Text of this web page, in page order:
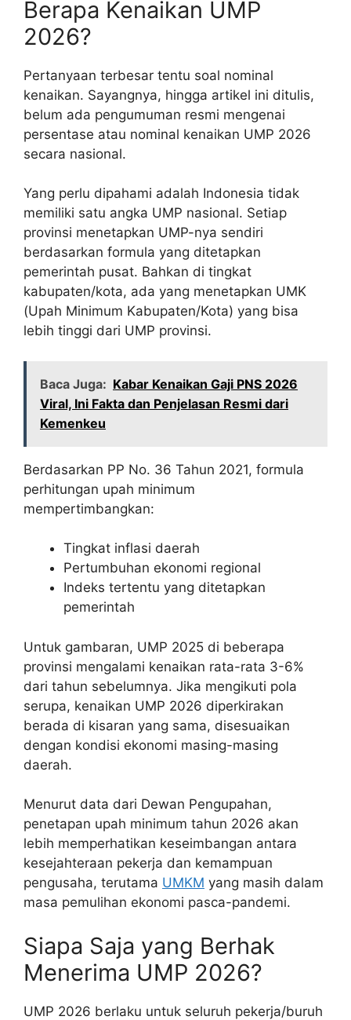
Berapa Kenaikan UMP
2026?
Pertanyaan terbesar tentu soal nominal
kenaikan. Sayangnya, hingga artikel ini ditulis,
belum ada pengumuman resmi mengenai
persentase atau nominal kenaikan UMP 2026
secara nasional.
Yang perlu dipahami adalah Indonesia tidak
memiliki satu angka UMP nasional. Setiap
provinsi menetapkan UMP-nya sendiri
berdasarkan formula yang ditetapkan
pemerintah pusat. Bahkan di tingkat
kabupaten/kota, ada yang menetapkan UMK
(Upah Minimum Kabupaten/Kota) yang bisa
lebih tinggi dari UMP provinsi.
Baca Juga: Kabar Kenaikan Gaji PNS 2026
Viral, Ini Fakta dan Penjelasan Resmi dari
Kemenkeu
Berdasarkan PP No. 36 Tahun 2021, formula
perhitungan upah minimum
mempertimbangkan:
Tingkat inflasi daerah
Pertumbuhan ekonomi regional
Indeks tertentu yang ditetapkan
pemerintah
Untuk gambaran, UMP 2025 di beberapa
provinsi mengalami kenaikan rata-rata 3-6%
dari tahun sebelumnya. Jika mengikuti pola
serupa, kenaikan UMP 2026 diperkirakan
berada di kisaran yang sama, disesuaikan
dengan kondisi ekonomi masing-masing
daerah.
Menurut data dari Dewan Pengupahan,
penetapan upah minimum tahun 2026 akan
lebih memperhatikan keseimbangan antara
kesejahteraan pekerja dan kemampuan
pengusaha, terutama UMKM yang masih dalam
masa pemulihan ekonomi pasca-pandemi.
Siapa Saja yang Berhak
Menerima UMP 2026?
UMP 2026 berlaku untuk seluruh pekerja/buruh